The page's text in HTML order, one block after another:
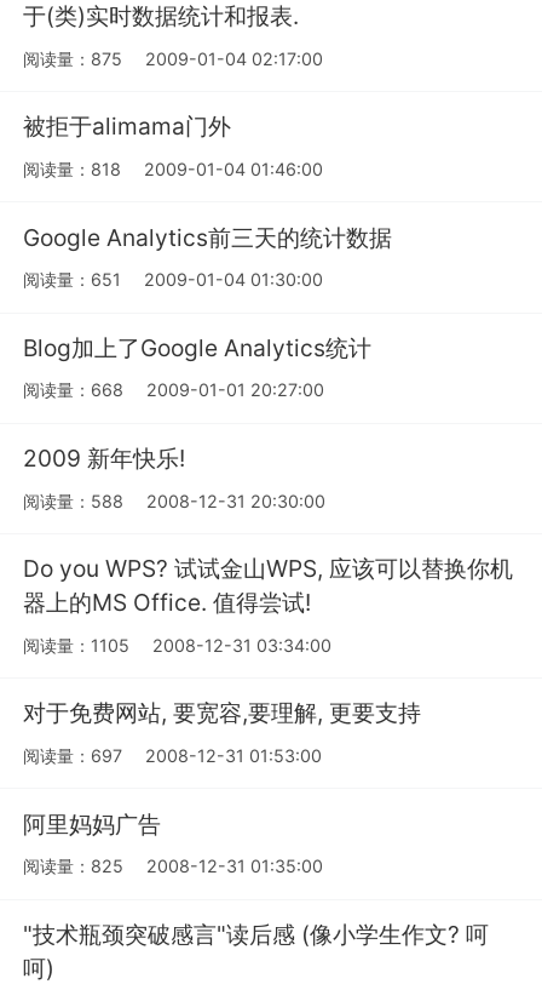
于(类)实时数据统计和报表.
阅读量：875 2009-01-04 02:17:00
被拒于alimama门外
阅读量：818 2009-01-04 01:46:00
Google Analytics前三天的统计数据
阅读量：651 2009-01-04 01:30:00
Blog加上了Google Analytics统计
阅读量：668 2009-01-01 20:27:00
2009 新年快乐!
阅读量：588 2008-12-31 20:30:00
Do you WPS? 试试金山WPS, 应该可以替换你机
器上的MS Office. 值得尝试!
阅读量：1105 2008-12-31 03:34:00
对于免费网站, 要宽容,要理解, 更要支持
阅读量：697 2008-12-31 01:53:00
阿里妈妈广告
阅读量：825 2008-12-31 01:35:00
"技术瓶颈突破感言"读后感 (像小学生作文? 呵
呵)